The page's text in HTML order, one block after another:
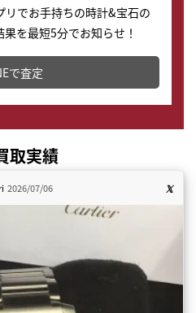
リでお手持ちの時計&宝石の
を最短5分でお知らせ！
を知ることが出来ます。
で査定
取実績
2026/07/06